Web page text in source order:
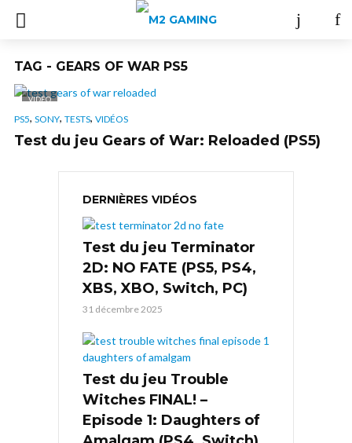
TAG - GEARS OF WAR PS5
VIDÉO
PS5, SONY, TESTS, VIDÉOS
Test du jeu Gears of War: Reloaded (PS5)
DERNIÈRES VIDÉOS
Test du jeu Terminator
2D: NO FATE (PS5, PS4,
XBS, XBO, Switch, PC)
31 décembre 2025
Test du jeu Trouble
Witches FINAL! –
Episode 1: Daughters of